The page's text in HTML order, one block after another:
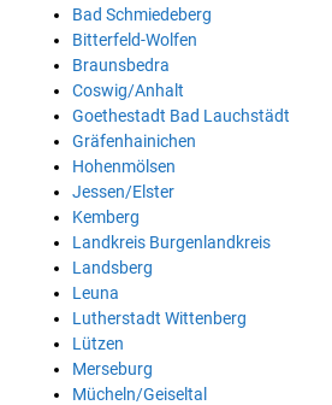
Bad Schmiedeberg
Bitterfeld-Wolfen
Braunsbedra
Coswig/Anhalt
Goethestadt Bad Lauchstädt
Gräfenhainichen
Hohenmölsen
Jessen/Elster
Kemberg
Landkreis Burgenlandkreis
Landsberg
Leuna
Lutherstadt Wittenberg
Lützen
Merseburg
Mücheln/Geiseltal